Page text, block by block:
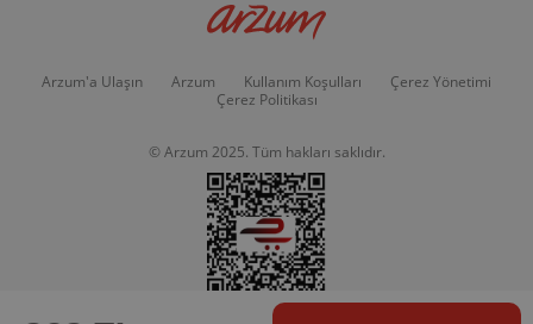
Arzum'a Ulaşın Arzum Kullanım Koşulları
Çerez Yönetimi
Çerez Politikası
© Arzum 2025. Tüm hakları saklıdır.